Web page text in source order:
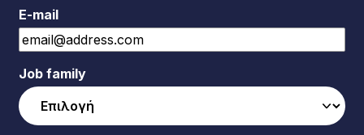
E-mail
Job family